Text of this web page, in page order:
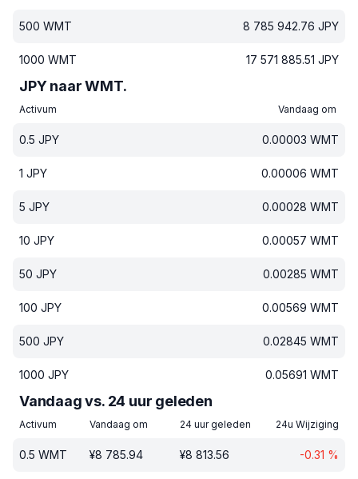
500 WMT 8 785 942.76 JPY
1000 WMT 17 571 885.51 JPY
JPY naar WMT.
Activum Vandaag om
0.5 JPY 0.00003 WMT
1 JPY 0.00006 WMT
5 JPY 0.00028 WMT
10 JPY 0.00057 WMT
50 JPY 0.00285 WMT
100 JPY 0.00569 WMT
500 JPY 0.02845 WMT
1000 JPY 0.05691 WMT
Vandaag vs. 24 uur geleden
Activum Vandaag om 24 uur geleden 24u Wijziging
0.5 WMT ¥8 785.94 ¥8 813.56 -0.31 %